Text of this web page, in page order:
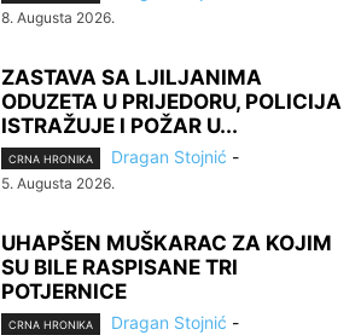
8. Augusta 2026.
ZASTAVA SA LJILJANIMA
ODUZETA U PRIJEDORU, POLICIJA
ISTRAŽUJE I POŽAR U...
CRNA HRONIKA Dragan Stojnić -
5. Augusta 2026.
UHAPŠEN MUŠKARAC ZA KOJIM
SU BILE RASPISANE TRI
POTJERNICE
CRNA HRONIKA Dragan Stojnić -